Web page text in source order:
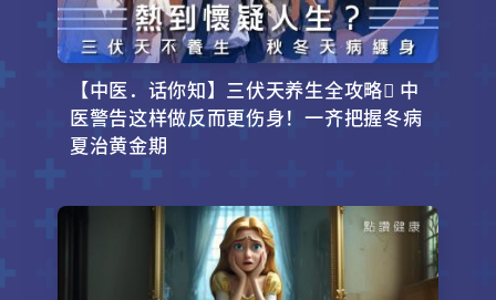
【中医．话你知】三伏天养生全攻略 中
医警告这样做反而更伤身！一齐把握冬病
夏治黄金期